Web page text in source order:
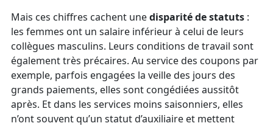
Mais ces chiffres cachent unedisparité de statuts :
les femmes ont un salaire inférieur à celui de leurs
collègues masculins. Leurs conditions de travail sont
également très précaires. Au service des coupons par
exemple, parfois engagées la veille des jours des
grands paiements, elles sont congédiées aussitôt
après. Et dans les services moins saisonniers, elles
n’ont souvent qu’un statut d’auxiliaire et mettent